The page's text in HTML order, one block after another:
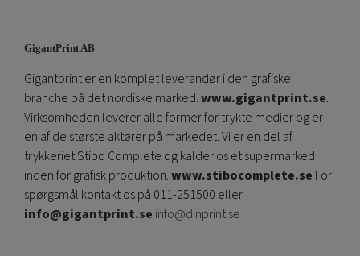
GigantPrint AB
Gigantprint er en komplet leverandør i den grafiske
branche på det nordiske marked.www.gigantprint.se.
Virksomheden leverer alle former for trykte medier og er
en af ​​de største aktører på markedet. Vi er en del af
trykkeriet Stibo Complete og kalder os et supermarked
inden for grafisk produktion.www.stibocomplete.se For
spørgsmål kontakt os på 011-251500 eller
info@gigantprint.se info@dinprint.se